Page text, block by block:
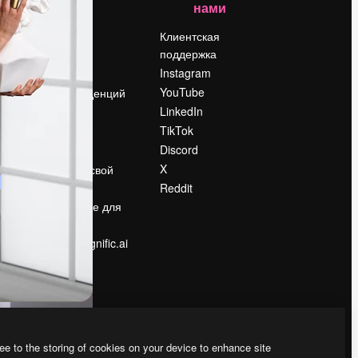
Цены
Reviews
Вакансии
Поиск тенденций
Продайте свой
контент
Помещение для
Ищете magnific.ai
нами
Клиентская
поддержка
Instagram
YouTube
LinkedIn
TikTok
Discord
X
Reddit
to the storing of cookies on your device to enhance site